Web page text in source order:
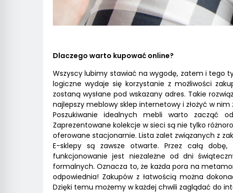
Dlaczego warto kupować online?
Wszyscy lubimy stawiać na wygodę, zatem i tego
logiczne wydaje się korzystanie z możliwości
zostaną wysłane pod wskazany adres. Takie
najlepszy meblowy sklep internetowy i złożyć w nim
Poszukiwanie idealnych mebli warto zacząć
Zaprezentowane kolekcje w sieci są nie tylko
oferowane stacjonarnie. Lista zalet związanych z
E-sklepy są zawsze otwarte. Przez całą
funkcjonowanie jest niezależne od dni
formalnych. Oznacza to, że każda pora na
odpowiednia! Zakupów z łatwością można
Dzięki temu możemy w każdej chwili zaglądać do